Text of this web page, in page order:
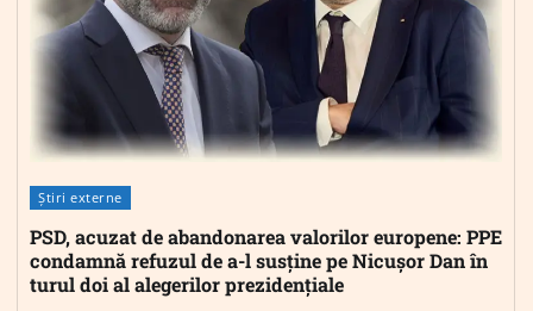
Știri externe
PSD, acuzat de abandonarea valorilor europene: PPE
condamnă refuzul de a-l susține pe Nicușor Dan în
turul doi al alegerilor prezidențiale